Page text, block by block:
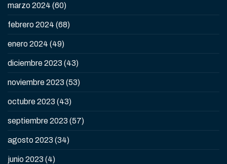
marzo 2024 (60)
febrero 2024 (68)
enero 2024 (49)
diciembre 2023 (43)
noviembre 2023 (53)
octubre 2023 (43)
septiembre 2023 (57)
agosto 2023 (34)
junio 2023 (4)